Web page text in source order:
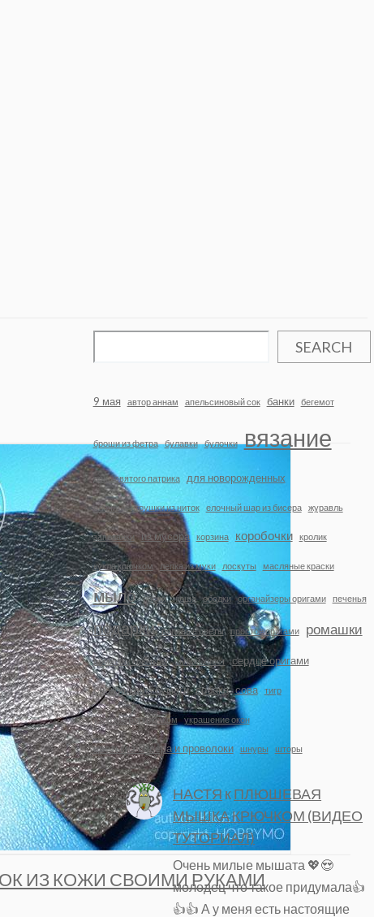
ИЗ КОЖИ СВОИМИ РУКАМИ
SEARCH
9 мая автор аннам апельсиновый сок банки бегемот
броши из фетра булавки булочки вязание
день святого патрика для новорожденных
елочные игрушки из ниток елочный шар из бисера журавль
запеканки из мусора корзина коробочки кролик
кукла крючком лепка из муки лоскуты масляные краски
мыло носки нюша ободки органайзеры оригами печенья
подарки полевые цветы простое оригами ромашки
ромашки крючком рыбий хвост сердце оригами
снежинка из бумаги собака сова тигр
узор клетка крючком украшение окон
цветы из бисера и проволоки шнуры шторы
НАСТЯ кПЛЮШЕВАЯ
МЫШКА КРЮЧКОМ (ВИДЕО
ТУТОРИАЛ)
Очень милые мышата 💖😍
молодец что такое придумала👍
👍👍 А у меня есть настоящие